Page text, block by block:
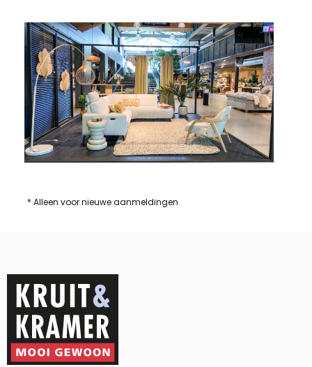
* Alleen voor nieuwe aanmeldingen